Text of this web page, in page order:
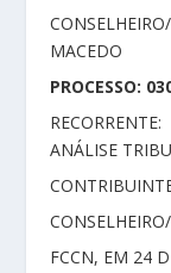
MACEDO
PROCESSO:
ANÁLISE
FCCN, EM 24